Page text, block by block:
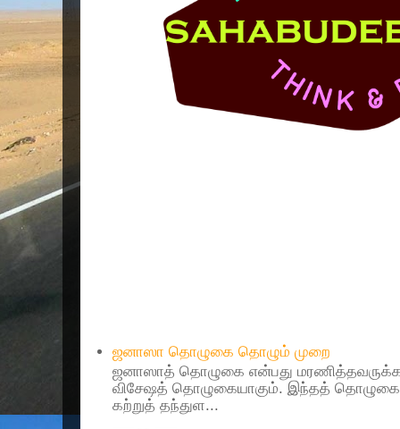
ஜனாஸா தொழுகை தொழும் முறை
ஜனாஸாத் தொழுகை என்பது
விசேஷத் தொழுகையாகும். இந்தத்
கற்றுத் தந்துள...